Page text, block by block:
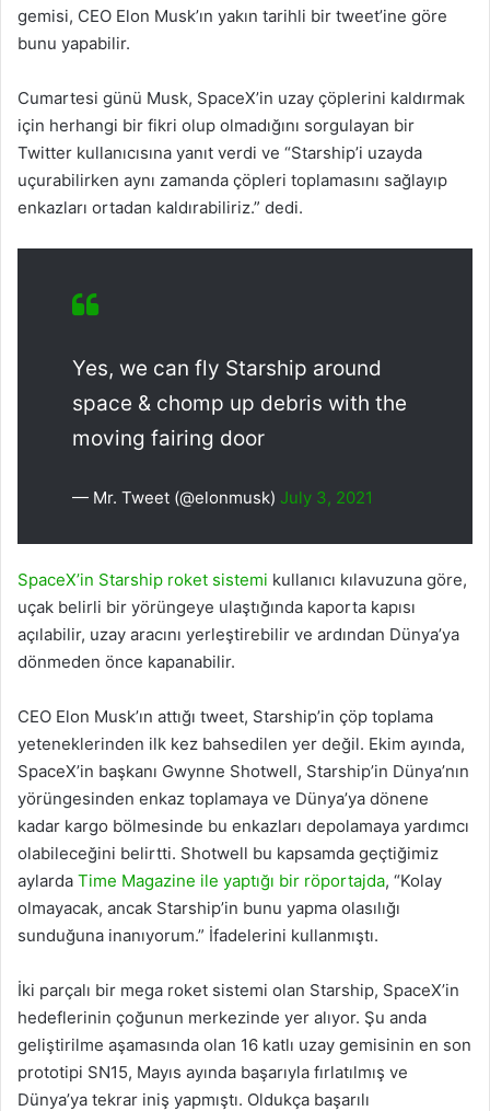
gemisi, CEO Elon Musk’ın yakın tarihli bir tweet’ine göre
bunu yapabilir.
Cumartesi günü Musk, SpaceX’in uzay çöplerini kaldırmak
için herhangi bir fikri olup olmadığını sorgulayan bir
Twitter kullanıcısına yanıt verdi ve “Starship’i uzayda
uçurabilirken aynı zamanda çöpleri toplamasını sağlayıp
enkazları ortadan kaldırabiliriz.” dedi.
Yes, we can fly Starship around
space & chomp up debris with the
moving fairing door
— Mr. Tweet (@elonmusk) July 3, 2021
SpaceX’in Starship roket sistemi kullanıcı kılavuzuna göre,
uçak belirli bir yörüngeye ulaştığında kaporta kapısı
açılabilir, uzay aracını yerleştirebilir ve ardından Dünya’ya
dönmeden önce kapanabilir.
CEO Elon Musk’ın attığı tweet, Starship’in çöp toplama
yeteneklerinden ilk kez bahsedilen yer değil. Ekim ayında,
SpaceX’in başkanı Gwynne Shotwell, Starship’in Dünya’nın
yörüngesinden enkaz toplamaya ve Dünya’ya dönene
kadar kargo bölmesinde bu enkazları depolamaya yardımcı
olabileceğini belirtti. Shotwell bu kapsamda geçtiğimiz
aylarda Time Magazine ile yaptığı bir röportajda, “Kolay
olmayacak, ancak Starship’in bunu yapma olasılığı
sunduğuna inanıyorum.” İfadelerini kullanmıştı.
İki parçalı bir mega roket sistemi olan Starship, SpaceX’in
hedeflerinin çoğunun merkezinde yer alıyor. Şu anda
geliştirilme aşamasında olan 16 katlı uzay gemisinin en son
prototipi SN15, Mayıs ayında başarıyla fırlatılmış ve
Dünya’ya tekrar iniş yapmıştı. Oldukça başarılı